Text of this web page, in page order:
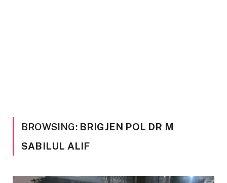
BROWSING: BRIGJEN POL DR M
SABILUL ALIF